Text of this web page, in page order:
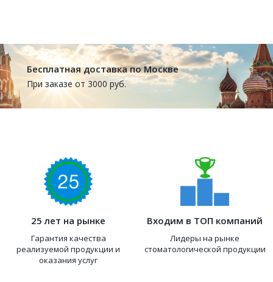
Бесплатная доставка по Москве
При заказе от 3000 руб.
25 лет на рынке
Гарантия качества
реализуемой продукции и
оказания услуг
Входим в ТОП компаний
Лидеры на рынке
стоматологической продукции